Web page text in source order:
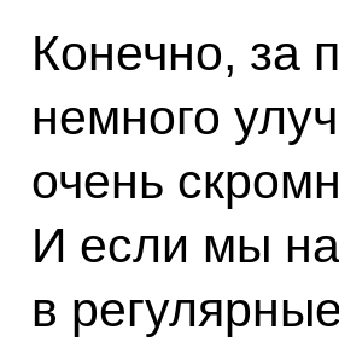
Конечно, за
немного
очень
И если мы
в